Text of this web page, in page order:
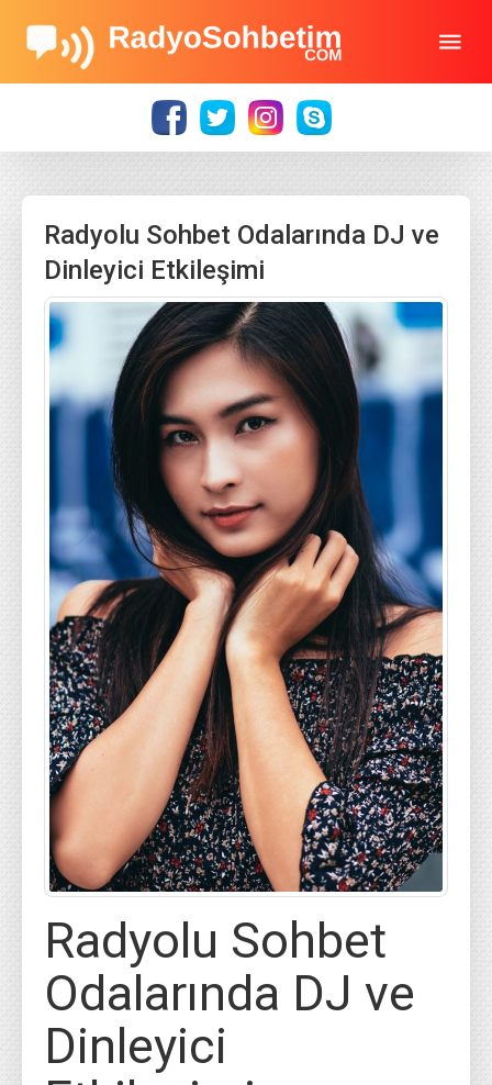
Radyolu Sohbet Odalarında DJ ve
Dinleyici Etkileşimi
Radyolu Sohbet
Odalarında DJ ve
Dinleyici